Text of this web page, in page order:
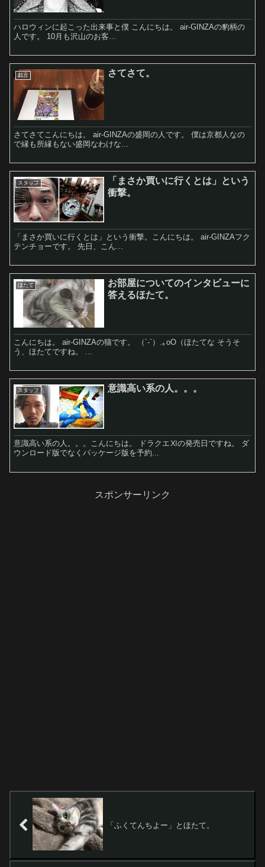
ハロウィンに起こった出来事と僕 こんにちは。 air-GINZAの豹柄の
人です。 10月も沢山のお客...
戯言 さてさて。
さてさてこんにちは。 air-GINZAの盛岡の人です。 僕は京都人なの
で縁も所縁もない盛岡なわけな...
スタッフ
「まさか買いに行くとは」という
衝撃。
「まさか買いに行くとは」という衝撃。こんにちは。 air-GINZAフク
テンチョーです。 先日、こん...
ほたて
お部屋についてのインタビューに
答えるほたて。
こんにちは。 air-GINZAの猫です。 （´-`）.｡oO（ほたてな そうそ
う、ほたてですね。 ...
スタッフ 意識高い系の人。。。
意識高い系の人。。。こんにちは。 ドラクエⅪの発売日ですね。 ダ
ウンロード版でなくパッケージ版を予約...
スポンサーリンク
「ふくてんちよー」とほたて。